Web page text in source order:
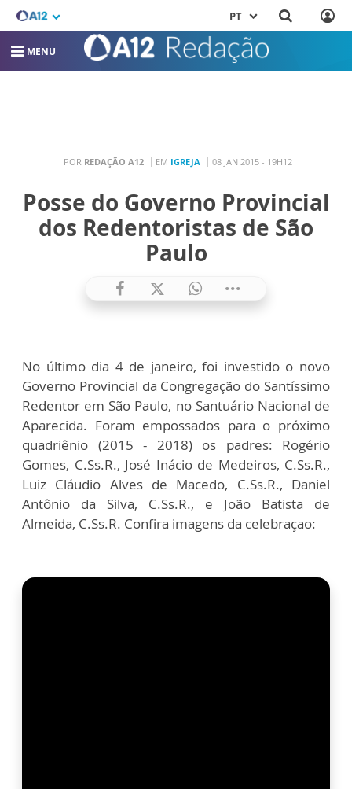
PT
MENU
POR REDAÇÃO A12 EM IGREJA 08 JAN 2015 - 19H12
Posse do Governo Provincial
dos Redentoristas de São
Paulo
No último dia 4 de janeiro, foi investido o novo
Governo Provincial da Congregação do Santíssimo
Redentor em São Paulo, no Santuário Nacional de
Aparecida. Foram empossados para o próximo
quadriênio (2015 - 2018) os padres: Rogério
Gomes, C.Ss.R., José Inácio de Medeiros, C.Ss.R.,
Luiz Cláudio Alves de Macedo, C.Ss.R., Daniel
Antônio da Silva, C.Ss.R., e João Batista de
Almeida, C.Ss.R. Confira imagens da celebraçao: